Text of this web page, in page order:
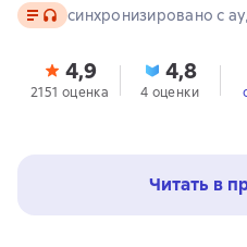
Текст, доступен аудиоформат
синхронизировано с
4,9
2151 оценка
4,8
4 оценки
Читать в